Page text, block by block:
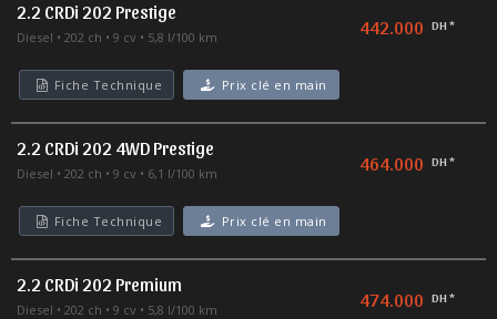
2.2 CRDi 202 Prestige
Diesel 202 ch 9 cv 5,8 l/100 km 442.000 DH *
Fiche Technique Prix clé en main
2.2 CRDi 202 4WD Prestige
Diesel 202 ch 9 cv 6,1 l/100 km 464.000 DH *
Fiche Technique Prix clé en main
2.2 CRDi 202 Premium
Diesel 202 ch 9 cv 5,8 l/100 km 474.000 DH *